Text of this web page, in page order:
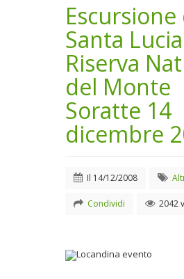
Escursione
Santa Lucia
Riserva
del Monte
Soratte 14
dicembre
Il 14/12/2008
Condividi 2042